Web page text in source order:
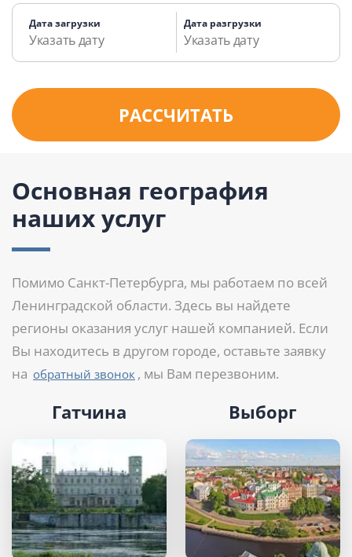
Дата загрузки Дата разгрузки
РАССЧИТАТЬ
Основная география
наших услуг
Помимо Санкт-Петербурга, мы работаем по всей
Ленинградской области. Здесь вы найдете
регионы оказания услуг нашей компанией. Если
Вы находитесь в другом городе, оставьте заявку
на обратный звонок , мы Вам перезвоним.
Гатчина Выборг